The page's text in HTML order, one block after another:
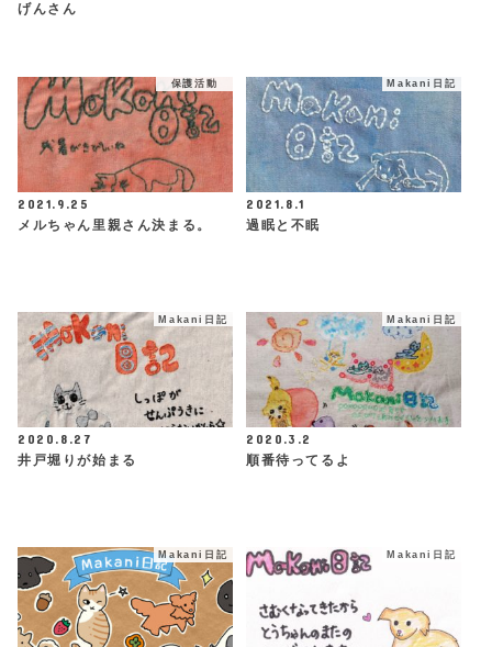
げんさん
保護活動
2021.9.25
メルちゃん里親さん決まる。
Makani日記
2021.8.1
過眠と不眠
Makani日記
2020.8.27
井戸堀りが始まる
Makani日記
2020.3.2
順番待ってるよ
Makani日記 Makani日記